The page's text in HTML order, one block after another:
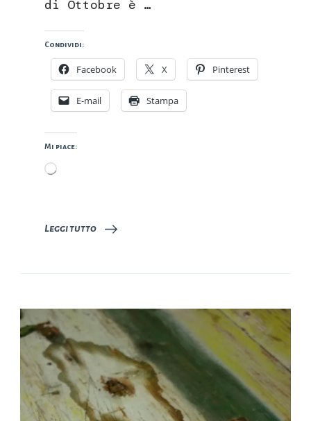
di Ottobre è …
Condividi:
Facebook X Pinterest
E-mail Stampa
Mi piace:
Caricamento
Leggi tutto